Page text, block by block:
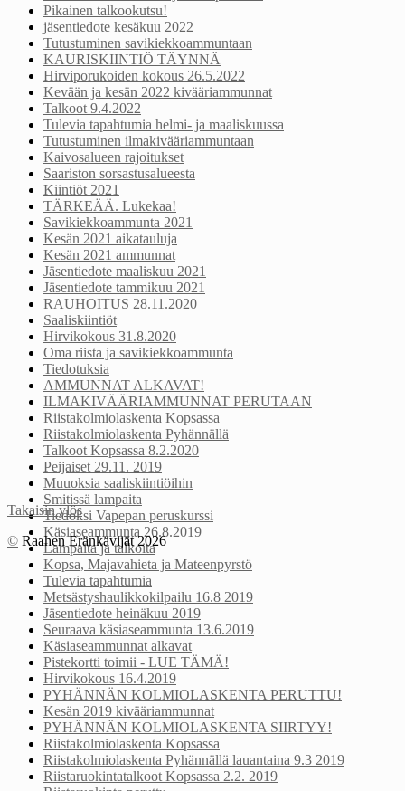
Pikainen talkookutsu!
jäsentiedote kesäkuu 2022
Tutustuminen savikiekkoammuntaan
KAURISKIINTIÖ TÄYNNÄ
Hirviporukoiden kokous 26.5.2022
Kevään ja kesän 2022 kivääriammunnat
Talkoot 9.4.2022
Tulevia tapahtumia helmi- ja maaliskuussa
Tutustuminen ilmakivääriammuntaan
Kaivosalueen rajoitukset
Saariston sorsastusalueesta
Kiintiöt 2021
TÄRKEÄÄ. Lukekaa!
Savikiekkoammunta 2021
Kesän 2021 aikatauluja
Kesän 2021 ammunnat
Jäsentiedote maaliskuu 2021
Jäsentiedote tammikuu 2021
RAUHOITUS 28.11.2020
Saaliskiintiöt
Hirvikokous 31.8.2020
Oma riista ja savikiekkoammunta
Tiedotuksia
AMMUNNAT ALKAVAT!
ILMAKIVÄÄRIAMMUNNAT PERUTAAN
Riistakolmiolaskenta Kopsassa
Riistakolmiolaskenta Pyhännällä
Talkoot Kopsassa 8.2.2020
Peijaiset 29.11. 2019
Muuoksia saaliskiintiöihin
Smitissä lampaita
Tiedoksi Vapepan peruskurssi
Käsiaseammunta 26.8.2019
Lampaita ja talkoita
Kopsa, Majavahieta ja Mateenpyrstö
Tulevia tapahtumia
Metsästyshaulikkokilpailu 16.8 2019
Jäsentiedote heinäkuu 2019
Seuraava käsiaseammunta 13.6.2019
Käsiaseammunnat alkavat
Pistekortti toimii - LUE TÄMÄ!
Hirvikokous 16.4.2019
PYHÄNNÄN KOLMIOLASKENTA PERUTTU!
Kesän 2019 kivääriammunnat
PYHÄNNÄN KOLMIOLASKENTA SIIRTYY!
Riistakolmiolaskenta Kopsassa
Riistakolmiolaskenta Pyhännällä lauantaina 9.3 2019
Riistaruokintatalkoot Kopsassa 2.2. 2019
Takaisin ylös
© Raahen Eränkävijät 2026